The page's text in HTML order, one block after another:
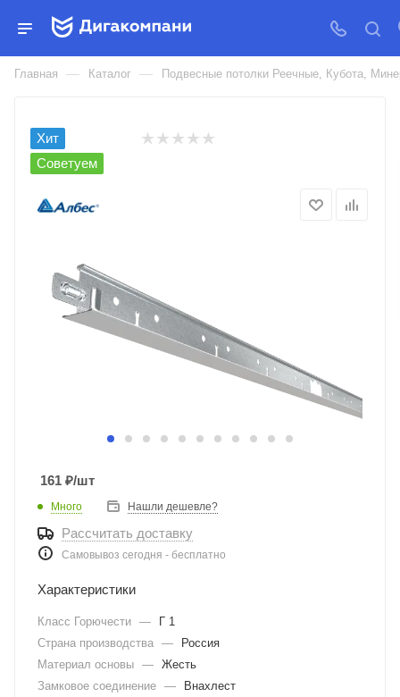
Т-ПРОФИЛЬ АЛБЕС НОРМА
24ММ
Главная — Каталог — Подвесные потолки Реечные, Кубота,
Хит
Советуем
161 ₽/шт
Много Нашли дешевле?
Рассчитать доставку
Самовывоз сегодня - бесплатно
Характеристики
Класс Горючести —
Г 1
Страна производства —
Россия
Материал основы — Жесть
Замковое соединение —
Внахлест